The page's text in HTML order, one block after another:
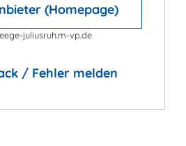
(Homepage)
juliusruh.m-vp.de
/ Fehler melden